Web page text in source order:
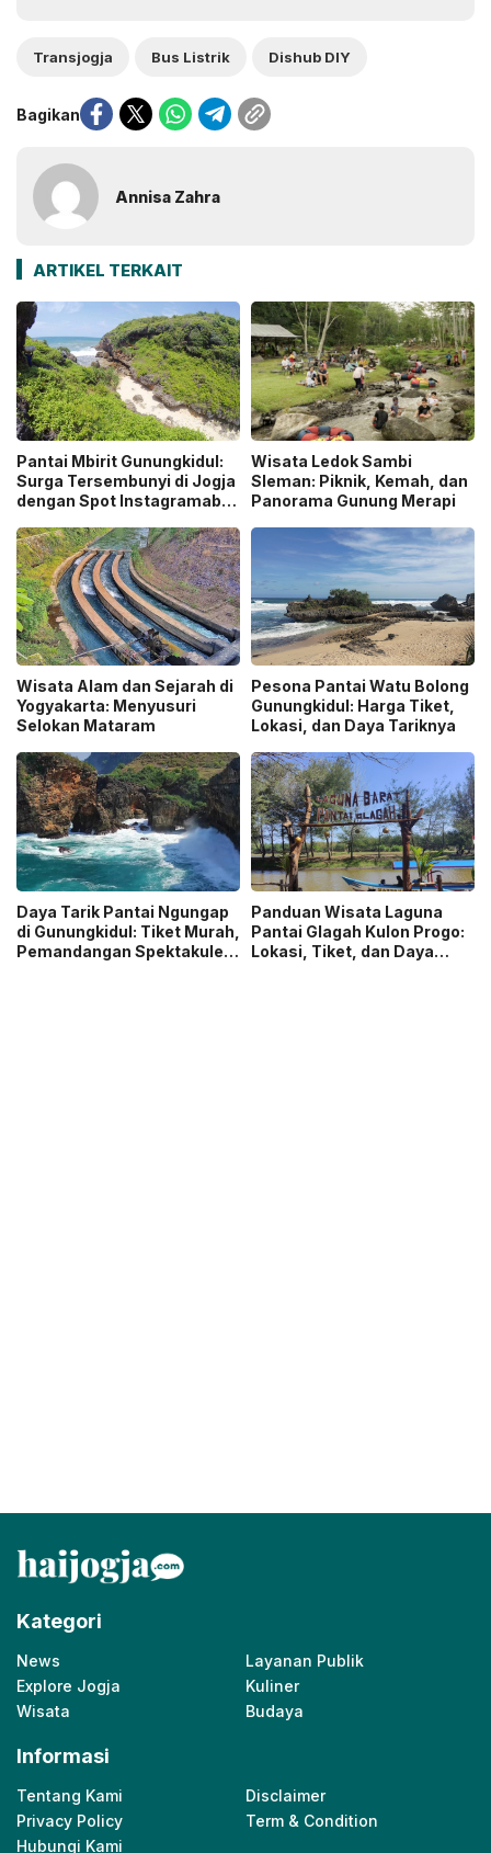
Transjogja Bus Listrik Dishub DIY
Bagikan
Annisa Zahra
ARTIKEL TERKAIT
Pantai Mbirit Gunungkidul:
Surga Tersembunyi di Jogja
dengan Spot Instagramable
Eksotis
Wisata Ledok Sambi
Sleman: Piknik, Kemah, dan
Panorama Gunung Merapi
Wisata Alam dan Sejarah di
Yogyakarta: Menyusuri
Selokan Mataram
Pesona Pantai Watu Bolong
Gunungkidul: Harga Tiket,
Lokasi, dan Daya Tariknya
Daya Tarik Pantai Ngungap
di Gunungkidul: Tiket Murah,
Pemandangan Spektakuler,
Panduan Wisata Laguna
Pantai Glagah Kulon Progo:
Lokasi, Tiket, dan Daya
Kategori
News
Layanan Publik
Explore Jogja
Kuliner
Wisata
Budaya
Informasi
Tentang Kami
Disclaimer
Privacy Policy
Term & Condition
Hubungi Kami